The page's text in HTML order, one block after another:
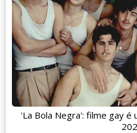
'La Bola Negra': filme gay